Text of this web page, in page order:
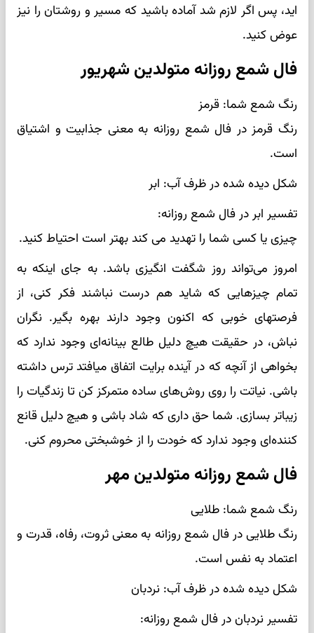
اید، پس اگر لازم شد آماده باشید که مسیر و روشتان را نیز
عوض کنید.
فال شمع روزانه متولدین شهریور
رنگ شمع شما: قرمز
رنگ قرمز در فال شمع روزانه به معنی جذابیت و اشتیاق
است.
شکل دیده شده در ظرف آب: ابر
تفسیر ابر در فال شمع روزانه:
چیزی یا کسی شما را تهدید می کند بهتر است احتیاط کنید.
امروز می‌تواند روز شگفت انگیزی باشد. به جای اینکه به
تمام چیزهایی که شاید هم درست نباشند فکر کنی، از
فرصتهای خوبی که اکنون وجود دارند بهره بگیر. نگران
نباش، در حقیقت هیچ دلیل طالع بینانه‌ای وجود ندارد که
بخواهی از آنچه که در آینده برایت اتفاق میافتد ترس داشته
باشی. نیاتت را روی روش‌های ساده متمرکز کن تا زندگیات را
زیباتر بسازی. شما حق داری که شاد باشی و هیچ دلیل قانع
کننده‌ای وجود ندارد که خودت را از خوشبختی محروم کنی.
فال شمع روزانه متولدین مهر
رنگ شمع شما: طلایی
رنگ طلایی در فال شمع روزانه به معنی ثروت، رفاه، قدرت و
اعتماد به نفس است.
شکل دیده شده در ظرف آب: نردبان
تفسیر نردبان در فال شمع روزانه: